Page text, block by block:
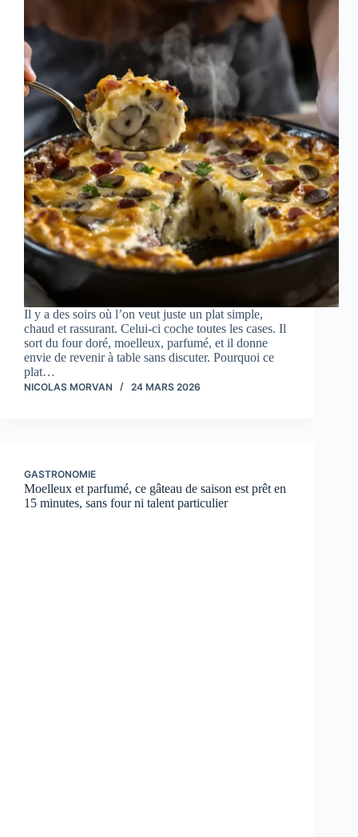
Il y a des soirs où l’on veut juste un plat simple,
chaud et rassurant. Celui-ci coche toutes les cases. Il
sort du four doré, moelleux, parfumé, et il donne
envie de revenir à table sans discuter. Pourquoi ce
plat…
NICOLAS MORVAN 24 MARS 2026
GASTRONOMIE
Moelleux et parfumé, ce gâteau de saison est prêt en
15 minutes, sans four ni talent particulier